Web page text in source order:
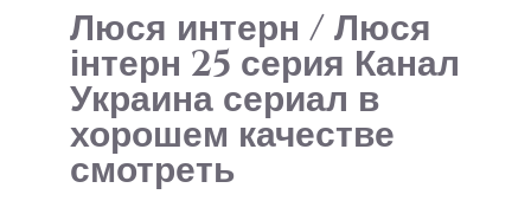
Люся интерн / Люся
інтерн 25 серия Канал
Украина сериал в
хорошем качестве
смотреть